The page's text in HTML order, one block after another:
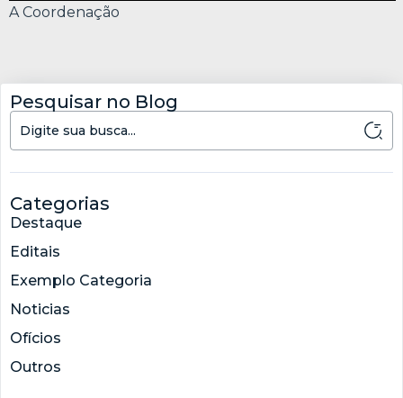
A Coordenação
Pesquisar no Blog
Categorias
Destaque
Editais
Exemplo Categoria
Noticias
Ofícios
Outros